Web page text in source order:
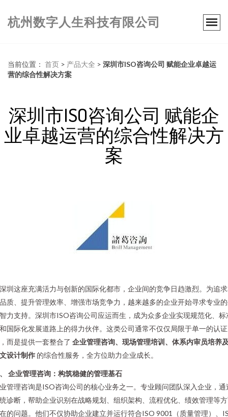
杭州数字人生科技有限公司
当前位置： 首页 > 产品大全 > 深圳市ISO咨询公司 赋能企业卓越运
营的综合性解决方案
深圳市ISO咨询公司 赋能企
业卓越运营的综合性解决方
案
圳这座充满活力与创新的国际化都市，企业间的竞争日趋激烈。为追
质、提升管理效率、增强市场竞争力，越来越多的企业开始寻求专业
力支持。深圳市ISO咨询公司应运而生，成为众多企业实现规范化、标
国际化发展道路上的得力伙伴。这类公司通常不仅仅局限于单一的认
而是提供一套整合了 企业管理咨询、现场管理培训、体系内审员培养
设计制作 的综合性服务，全方位助力企业成长。
企业管理咨询：构筑稳健的管理基石
管理咨询是ISO咨询公司的核心业务之一。专业顾问团队深入企业，通
诊断，帮助企业识别在战略规划、组织架构、流程优化、绩效管理等
的问题。他们不仅协助企业建立并运行符合ISO 9001（质量管理）、